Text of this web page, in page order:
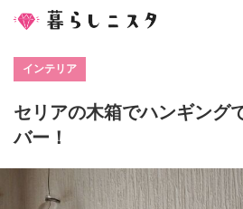
インテリア
セリアの木箱でハンギング
バー！